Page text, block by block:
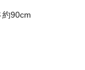
約90cm